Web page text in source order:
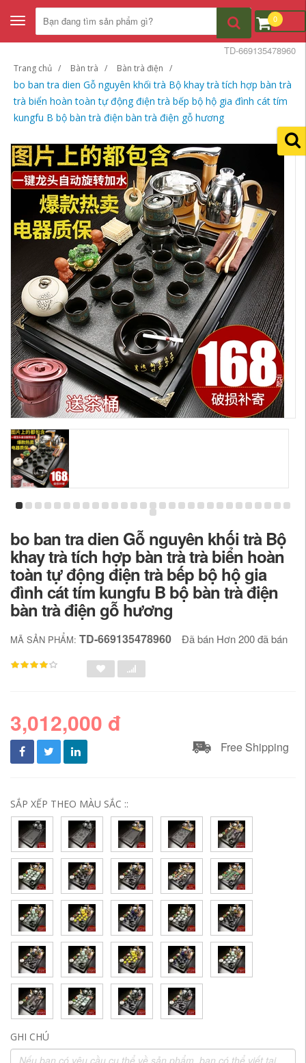
Toggle
navigation
0
Trang chủ Bàn trà Bàn trà điện
bo ban tra dien Gỗ nguyên khối trà Bộ khay trà tích hợp bàn trà
trà biển hoàn toàn tự động điện trà bếp bộ hộ gia đình cát tím
kungfu B bộ bàn trà điện bàn trà điện gỗ hương
TD-669135478960
bo ban tra dien Gỗ nguyên khối trà Bộ
khay trà tích hợp bàn trà trà biển hoàn
toàn tự động điện trà bếp bộ hộ gia
đình cát tím kungfu B bộ bàn trà điện
bàn trà điện gỗ hương
MÃ SẢN PHẨM: TD-669135478960 Đã bán Hơn 200 đã bán
3,012,000 đ
Free Shipping
SẮP XẾP THEO MÀU SẮC ::
GHI CHÚ